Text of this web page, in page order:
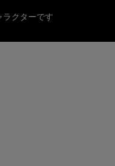
ラクターです